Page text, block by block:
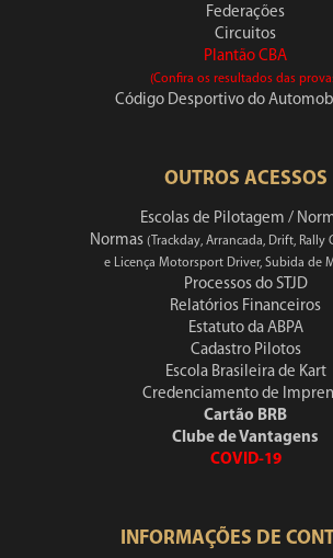
Federações
Circuitos
Plantão CBA
(Confira os resultados das
Código Desportivo do
OUTROS ACESSOS
Escolas de Pilotagem /
Normas (Trackday, Arrancada, Drift, Rally
e Licença Motorsport Driver, Subida de
Processos do STJD
Relatórios Financeiros
Estatuto da ABPA
Cadastro Pilotos
Escola Brasileira de Kart
Credenciamento de
Cartão BRB
Clube de Vantagens
COVID-19
INFORMAÇÕES DE